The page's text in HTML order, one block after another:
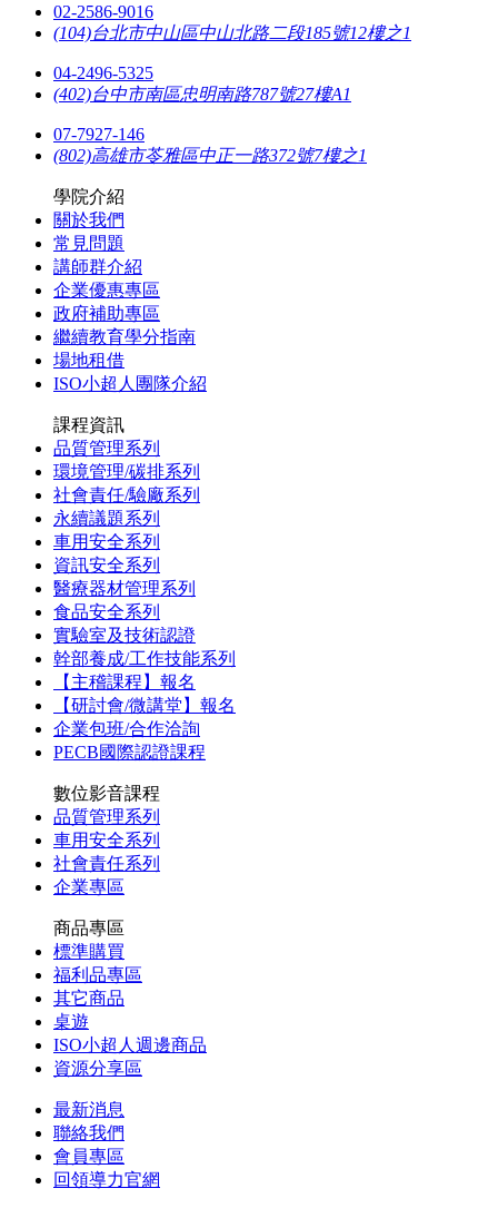
02-2586-9016
(104)台北市中山區中山北路二段185號12樓之1
04-2496-5325
(402)台中市南區忠明南路787號27樓A1
07-7927-146
(802)高雄市苓雅區中正一路372號7樓之1
學院介紹
關於我們
常見問題
講師群介紹
企業優惠專區
政府補助專區
繼續教育學分指南
場地租借
ISO小超人團隊介紹
課程資訊
品質管理系列
環境管理/碳排系列
社會責任/驗廠系列
永續議題系列
車用安全系列
資訊安全系列
醫療器材管理系列
食品安全系列
實驗室及技術認證
幹部養成/工作技能系列
【主稽課程】報名
【研討會/微講堂】報名
企業包班/合作洽詢
PECB國際認證課程
數位影音課程
品質管理系列
車用安全系列
社會責任系列
企業專區
商品專區
標準購買
福利品專區
其它商品
桌遊
ISO小超人週邊商品
資源分享區
最新消息
聯絡我們
會員專區
回領導力官網